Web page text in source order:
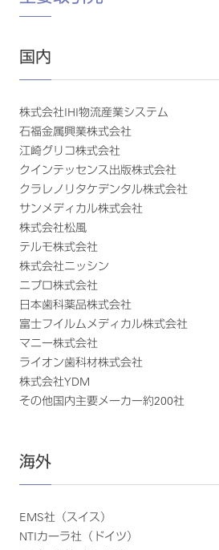
国内
株式会社IHI物流産業システム
石福金属興業株式会社
江崎グリコ株式会社
クインテッセンス出版株式会社
クラレノリタケデンタル株式会社
サンメディカル株式会社
株式会社松風
テルモ株式会社
株式会社ニッシン
ニプロ株式会社
日本歯科薬品株式会社
富士フイルムメディカル株式会社
マニー株式会社
ライオン歯科材株式会社
株式会社YDM
その他国内主要メーカー約200社
海外
EMS社（スイス）
NTIカーラ社（ドイツ）